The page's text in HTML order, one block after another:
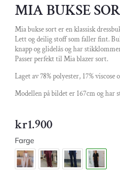
MIA BUKSE
Mia bukse sort er en klassisk
Lett og deilig stoff som faller fint.
knapp og glidelås og har
Passer perfekt til Mia blazer sort.
Laget av 78% polyester, 17% viscose
Modellen på bildet er 167cm og har
kr1.900
Farge